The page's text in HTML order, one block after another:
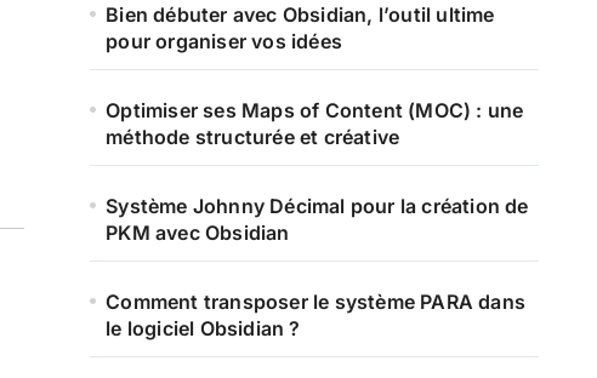
Bien débuter avec Obsidian, l’outil ultime
pour organiser vos idées
Optimiser ses Maps of Content (MOC) : une
méthode structurée et créative
Système Johnny Décimal pour la création de
PKM avec Obsidian
Comment transposer le système PARA dans
le logiciel Obsidian ?